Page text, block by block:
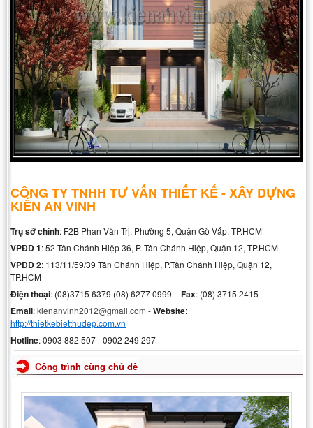
CÔNG TY TNHH TƯ VẤN THIẾT KẾ - XÂY DỰNG
KIẾN AN VINH
Trụ sở chính: F2B Phan Văn Trị, Phường 5, Quận Gò Vấp, TP.HCM
VPĐD 1: 52 Tân Chánh Hiệp 36, P. Tân Chánh Hiệp, Quận 12, TP.HCM
VPĐD 2: 113/11/59/39 Tân Chánh Hiệp, P.Tân Chánh Hiệp, Quận 12,
TP.HCM
Điện thoại: (08)3715 6379 (08) 6277 0999 -Fax: (08) 3715 2415
Email:kienanvinh2012@gmail.com -Website:
http://thietkebietthudep.com.vn
Hotline: 0903 882 507 - 0902 249 297
Công trình cùng chủ đề